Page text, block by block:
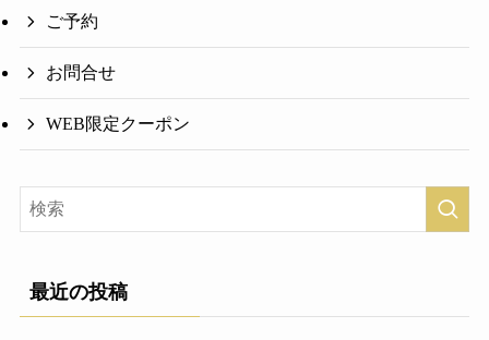
ご予約
お問合せ
WEB限定クーポン
最近の投稿